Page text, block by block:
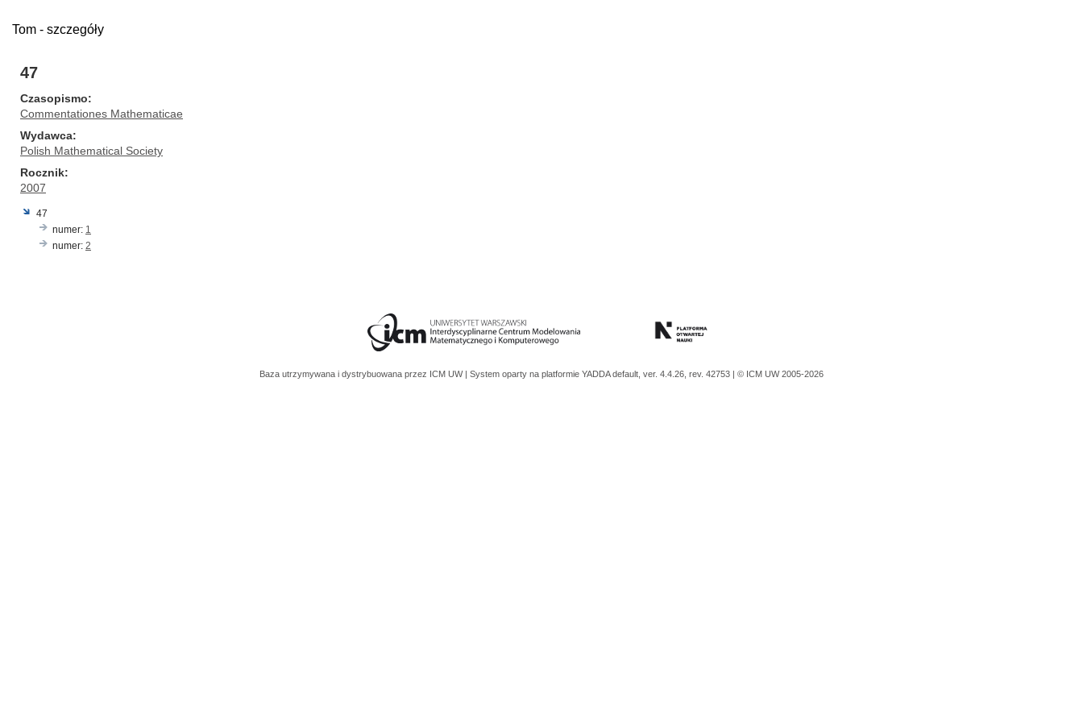
Tom - szczegóły
47
Czasopismo
Commentationes Mathematicae
Wydawca
Polish Mathematical Society
Rocznik
2007
47
numer: 1
numer: 2
Baza utrzymywana i dystrybuowana przez ICM UW | System oparty na platformie YADDAdefault, ver. 4.4.26, rev. 42753 | © ICM UW 2005-2026